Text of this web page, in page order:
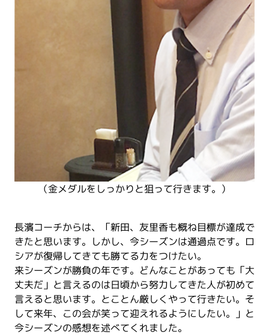
（金メダルをしっかりと狙って行きます。）
長濱コーチからは、「新田、友里香も概ね目標が達成で
きたと思います。しかし、今シーズンは通過点です。ロ
シアが復帰してきても勝てる力をつけたい。
来シーズンが勝負の年です。どんなことがあっても「大
丈夫だ」と言えるのは日頃から努力してきた人が初めて
言えると思います。とことん厳しくやって行きたい。そ
して来年、この会が笑って迎えれるようにしたい。」と
今シーズンの感想を述べてくれました。